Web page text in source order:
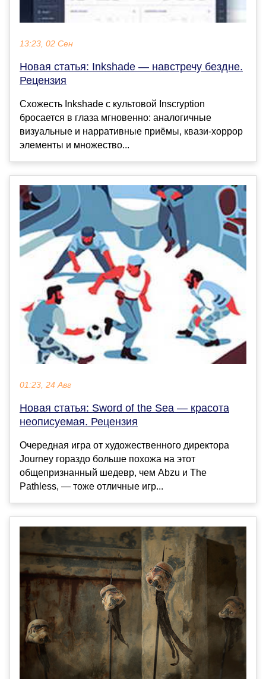
13:23, 02 Сен
Новая статья: Inkshade — навстречу бездне.
Рецензия
Схожесть Inkshade с культовой Inscryption
бросается в глаза мгновенно: аналогичные
визуальные и нарративные приёмы, квази-хоррор
элементы и множество...
01:23, 24 Авг
Новая статья: Sword of the Sea — красота
неописуемая. Рецензия
Очередная игра от художественного директора
Journey гораздо больше похожа на этот
общепризнанный шедевр, чем Abzu и The
Pathless, — тоже отличные игр...